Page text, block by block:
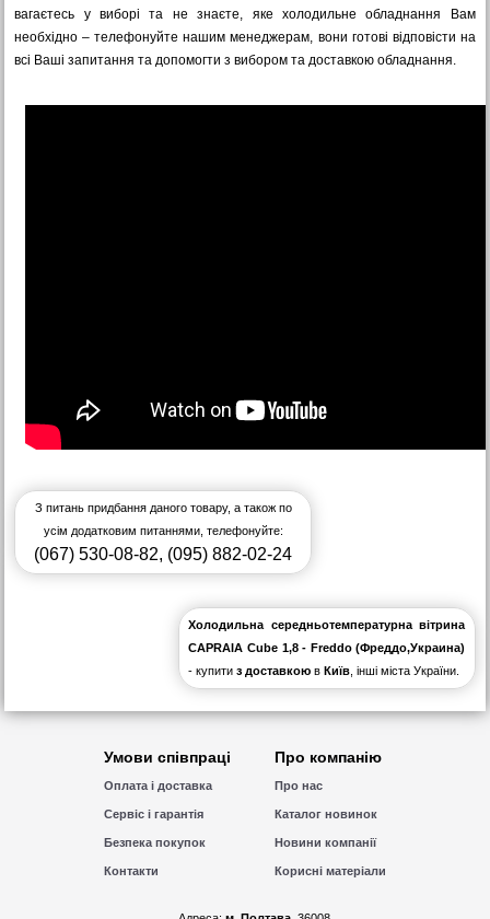
вагаєтесь у виборі та не знаєте, яке холодильне обладнання Вам
необхідно – телефонуйте нашим менеджерам, вони готові відповісти на
всі Ваші запитання та допомогти з вибором та доставкою обладнання.
З питань придбання даного товару, а також по
усім додатковим питаннями, телефонуйте:
(067) 530-08-82, (095) 882-02-24
Холодильна середньотемпературна вітрина
CAPRAIA Cube 1,8 - Freddo (Фреддо,Украина)
- купитиз доставкою вКиїв , інші міста України.
Умови співпраці
Оплата і доставка
Сервіс і гарантія
Безпека покупок
Контакти
Про компанію
Про нас
Каталог новинок
Новини компанії
Корисні матеріали